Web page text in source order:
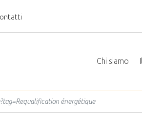
Chi siamo
énergétique